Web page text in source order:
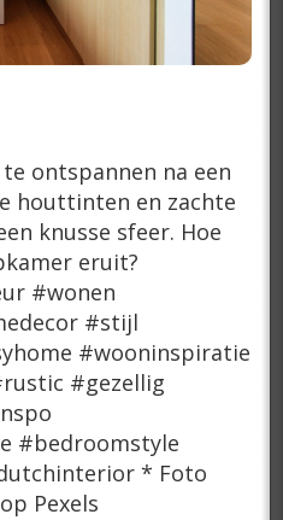
ontspannen na een
houttinten en zachte
knusse sfeer. Hoe
eruit?
#wonen
#stijl
#wooninspiratie
#gezellig
#bedroomstyle
* Foto
Pexels